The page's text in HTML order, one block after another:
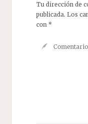
Tu dirección de
publicada. Los
con *